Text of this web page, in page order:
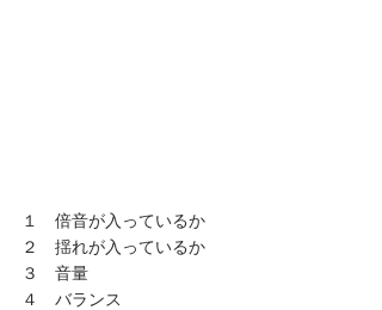
１　倍音が入っているか
２　揺れが入っているか
３　音量
４　バランス